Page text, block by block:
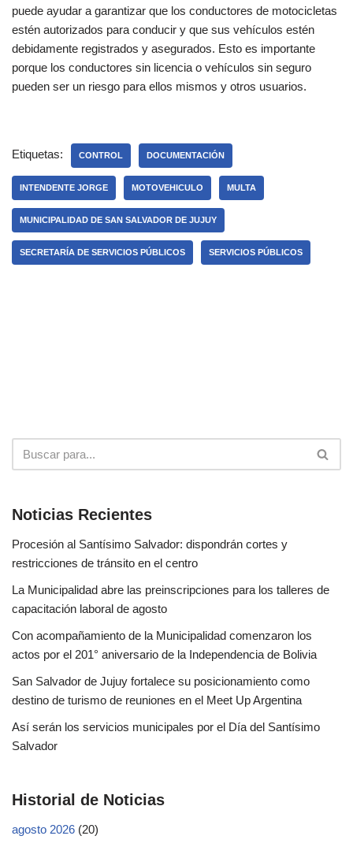
puede ayudar a garantizar que los conductores de motocicletas
estén autorizados para conducir y que sus vehículos estén
debidamente registrados y asegurados. Esto es importante
porque los conductores sin licencia o vehículos sin seguro
pueden ser un riesgo para ellos mismos y otros usuarios.
Etiquetas: CONTROL DOCUMENTACIÓN
INTENDENTE JORGE MOTOVEHICULO MULTA
MUNICIPALIDAD DE SAN SALVADOR DE JUJUY
SECRETARÍA DE SERVICIOS PÚBLICOS SERVICIOS PÚBLICOS
Noticias Recientes
Procesión al Santísimo Salvador: dispondrán cortes y
restricciones de tránsito en el centro
La Municipalidad abre las preinscripciones para los talleres de
capacitación laboral de agosto
Con acompañamiento de la Municipalidad comenzaron los
actos por el 201° aniversario de la Independencia de Bolivia
San Salvador de Jujuy fortalece su posicionamiento como
destino de turismo de reuniones en el Meet Up Argentina
Así serán los servicios municipales por el Día del Santísimo
Salvador
Historial de Noticias
agosto 2026 (20)